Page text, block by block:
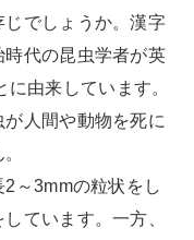
でしょうか。漢字
代の昆虫学者が英
由来しています。
人間や動物を死に
～3mmの粒状をし
ています。一方、